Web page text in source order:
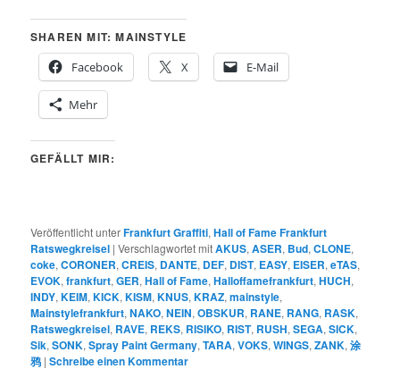
SHAREN MIT: MAINSTYLE
Facebook
X E-Mail
Mehr
GEFÄLLT MIR:
Veröffentlicht unterFrankfurt Graffiti,Hall of Fame Frankfurt
Ratswegkreisel |Verschlagwortet mitAKUS,ASER, Bud,CLONE,
coke,CORONER,CREIS, DANTE, DEF, DIST, EASY, EISER,eTAS,
EVOK,frankfurt,GER,Hall of Fame,Halloffamefrankfurt,HUCH,
INDY,KEIM,KICK,KISM,KNUS,KRAZ,mainstyle,
Mainstylefrankfurt,NAKO,NEIN,OBSKUR, RANE, RANG, RASK,
Ratswegkreisel, RAVE, REKS, RISIKO, RIST, RUSH,SEGA,SICK,
Sik,SONK,Spray Paint Germany,TARA,VOKS,WINGS,ZANK,涂
鸦 |Schreibe einen Kommentar